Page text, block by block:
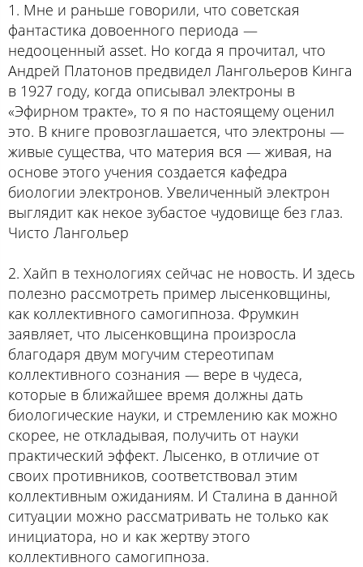
1. Мне и раньше говорили, что советская
фантастика довоенного периода —
недооценный asset. Но когда я прочитал, что
Андрей Платонов предвидел Лангольеров Кинга
в 1927 году, когда описывал электроны в
«Эфирном тракте», то я по настоящему оценил
это. В книге провозглашается, что электроны —
живые существа, что материя вся — живая, на
основе этого учения создается кафедра
биологии электронов. Увеличенный электрон
выглядит как некое зубастое чудовище без глаз.
Чисто Лангольер
2. Хайп в технологиях сейчас не новость. И здесь
полезно рассмотреть пример лысенковщины,
как коллективного самогипноза. Фрумкин
заявляет, что лысенковщина произросла
благодаря двум могучим стереотипам
коллективного сознания — вере в чудеса,
которые в ближайшее время должны дать
биологические науки, и стремлению как можно
скорее, не откладывая, получить от науки
практический эффект. Лысенко, в отличие от
своих противников, соответствовал этим
коллективным ожиданиям. И Сталина в данной
ситуации можно рассматривать не только как
инициатора, но и как жертву этого
коллективного самогипноза.